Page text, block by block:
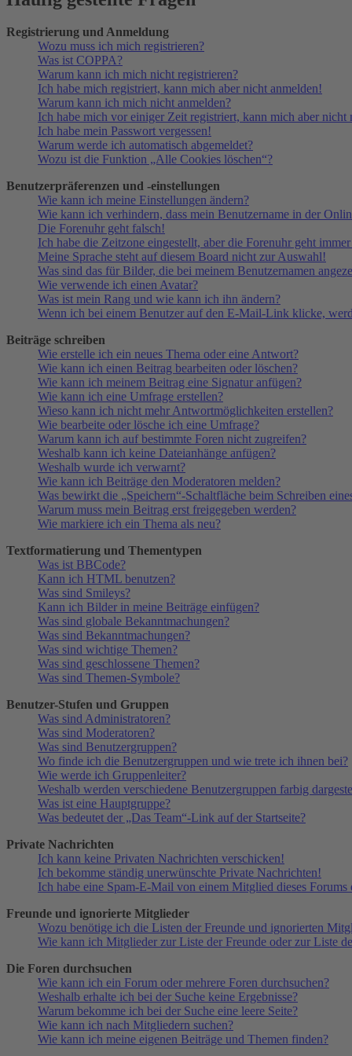
Registrierung und Anmeldung
Wozu muss ich mich registrieren?
Was ist COPPA?
Warum kann ich mich nicht registrieren?
Ich habe mich registriert, kann mich aber nicht anmelden!
Warum kann ich mich nicht anmelden?
Ich habe mich vor einiger Zeit registriert, kann mich aber nicht
Ich habe mein Passwort vergessen!
Warum werde ich automatisch abgemeldet?
Wozu ist die Funktion „Alle Cookies löschen“?
Benutzerpräferenzen und -einstellungen
Wie kann ich meine Einstellungen ändern?
Wie kann ich verhindern, dass mein Benutzername in der
Die Forenuhr geht falsch!
Ich habe die Zeitzone eingestellt, aber die Forenuhr geht
Meine Sprache steht auf diesem Board nicht zur Auswahl!
Was sind das für Bilder, die bei meinem Benutzernamen
Wie verwende ich einen Avatar?
Was ist mein Rang und wie kann ich ihn ändern?
Wenn ich bei einem Benutzer auf den E-Mail-Link klicke,
Beiträge schreiben
Wie erstelle ich ein neues Thema oder eine Antwort?
Wie kann ich einen Beitrag bearbeiten oder löschen?
Wie kann ich meinem Beitrag eine Signatur anfügen?
Wie kann ich eine Umfrage erstellen?
Wieso kann ich nicht mehr Antwortmöglichkeiten erstellen?
Wie bearbeite oder lösche ich eine Umfrage?
Warum kann ich auf bestimmte Foren nicht zugreifen?
Weshalb kann ich keine Dateianhänge anfügen?
Weshalb wurde ich verwarnt?
Wie kann ich Beiträge den Moderatoren melden?
Was bewirkt die „Speichern“-Schaltfläche beim Schreiben
Warum muss mein Beitrag erst freigegeben werden?
Wie markiere ich ein Thema als neu?
Textformatierung und Thementypen
Was ist BBCode?
Kann ich HTML benutzen?
Was sind Smileys?
Kann ich Bilder in meine Beiträge einfügen?
Was sind globale Bekanntmachungen?
Was sind Bekanntmachungen?
Was sind wichtige Themen?
Was sind geschlossene Themen?
Was sind Themen-Symbole?
Benutzer-Stufen und Gruppen
Was sind Administratoren?
Was sind Moderatoren?
Was sind Benutzergruppen?
Wo finde ich die Benutzergruppen und wie trete ich ihnen bei?
Wie werde ich Gruppenleiter?
Weshalb werden verschiedene Benutzergruppen farbig
Was ist eine Hauptgruppe?
Was bedeutet der „Das Team“-Link auf der Startseite?
Private Nachrichten
Ich kann keine Privaten Nachrichten verschicken!
Ich bekomme ständig unerwünschte Private Nachrichten!
Ich habe eine Spam-E-Mail von einem Mitglied dieses Forums
Freunde und ignorierte Mitglieder
Wozu benötige ich die Listen der Freunde und ignorierten
Wie kann ich Mitglieder zur Liste der Freunde oder zur Liste
Die Foren durchsuchen
Wie kann ich ein Forum oder mehrere Foren durchsuchen?
Weshalb erhalte ich bei der Suche keine Ergebnisse?
Warum bekomme ich bei der Suche eine leere Seite?
Wie kann ich nach Mitgliedern suchen?
Wie kann ich meine eigenen Beiträge und Themen finden?